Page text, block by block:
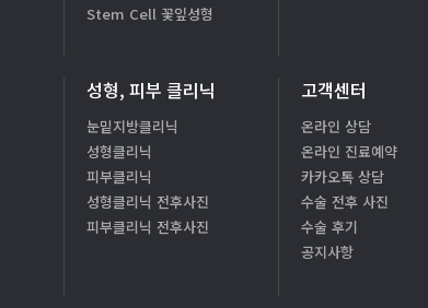
Stem Cell 꽃잎성형
성형, 피부 클리닉
눈밑지방클리닉
성형클리닉
피부클리닉
성형클리닉 전후사진
피부클리닉 전후사진
고객센터
온라인 상담
온라인 진료예약
카카오톡 상담
수술 전후 사진
수술 후기
공지사항